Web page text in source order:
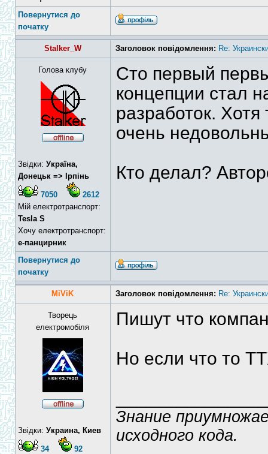
Повернутися до
початку
Stalker_W Заголовок повідомлення: Re:
Голова клубу
Звідки: Україна,
Донецьк => Ірпінь
7050
2612
Мій електротранспорт:
Tesla S
Хочу електротранспорт:
е-панцирник
Сто первый
концепции стал
разработок.
очень
Кто делал?
Повернутися до
початку
MiViK Заголовок повідомлення: Re:
Творець
електромобіля
Звідки: Украина, Киев
34 92
Пишут что
Но если что то
Знание
исходного кода.